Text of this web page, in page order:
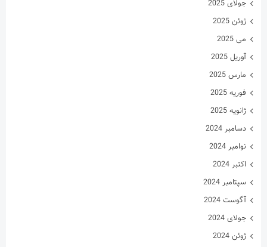
جولای 2025
ژوئن 2025
می 2025
آوریل 2025
مارس 2025
فوریه 2025
ژانویه 2025
دسامبر 2024
نوامبر 2024
اکتبر 2024
سپتامبر 2024
آگوست 2024
جولای 2024
ژوئن 2024